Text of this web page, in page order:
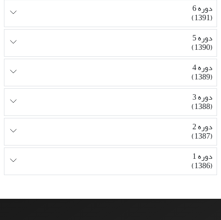
دوره 6
(1391)
دوره 5
(1390)
دوره 4
(1389)
دوره 3
(1388)
دوره 2
(1387)
دوره 1
(1386)